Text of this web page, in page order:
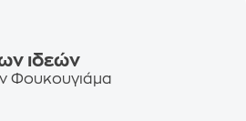
ιδεών
Φουκουγιάμα